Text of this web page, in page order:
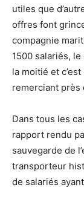
utiles que
offres font
compagnie
1500 salariés,
la moitié et
remerciant près
Dans tous les
rapport rendu
sauvegarde de
transporteur
de salariés